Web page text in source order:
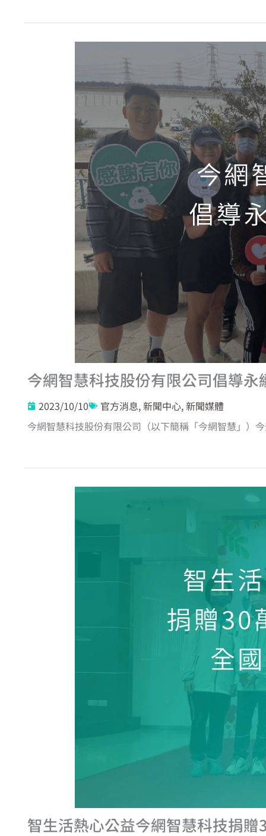
今網智慧科技股份有限公司倡導
2023/10/10 官方消息,新聞中心,新聞媒體
智生活熱心公益今網智慧科技捐